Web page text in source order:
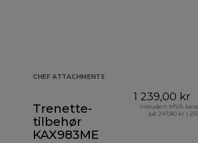
CHEF ATTACHMENTS
Trenette-
tilbehør
KAX983ME
1 239,00 kr
Inkludert MVA-
på 247,80 kr (